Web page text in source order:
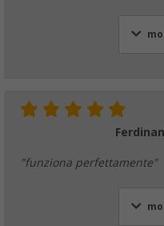
"funziona perfettamente"